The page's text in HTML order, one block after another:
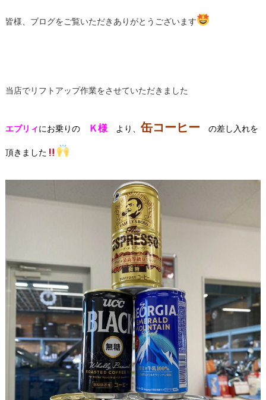
皆様、ブログをご覧いただきありがとうございます
当店でリフトアップ作業をさせていただきました
エブリィにお乗りの Ｋ様より、 缶コーヒー の差し入れを
頂きました